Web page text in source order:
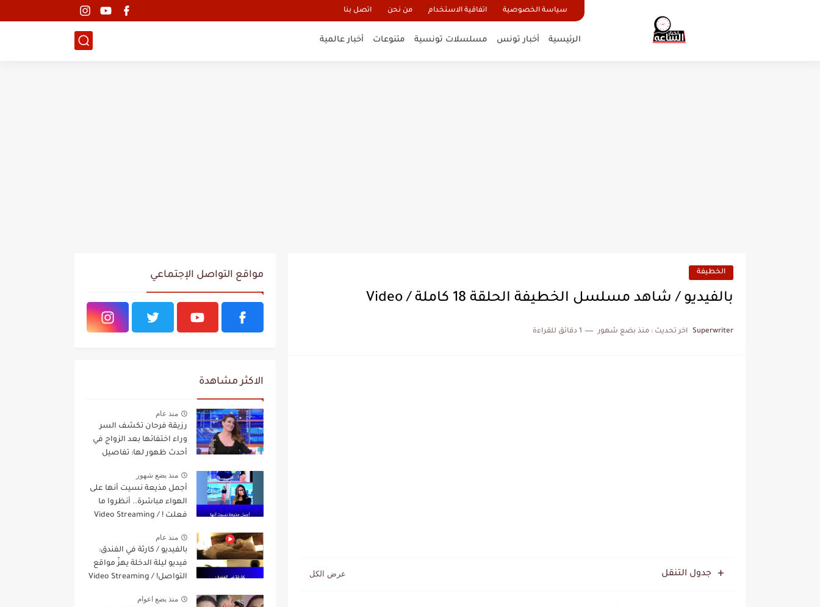
سياسة الخصوصية اتفاقية الاستخدام من نحن اتصل بنا
الرئيسية أخبار تونس مسلسلات تونسية متنوعات أخبار عالمية
الخطيفة
بالفيديو / شاهد مسلسل الخطيفة الحلقة 18 كاملة / Video
Superwriter اخر تحديث : منذ بضع شهور 1 دقائق للقراءة
جدول التنقل
مواقع التواصل الإجتماعي
الاكثر مشاهدة
منذ عام
رزيقة فرحان تكشف السر
وراء اختفائها بعد الزواج في
أحدث ظهور لها: تفاصيل
منذ بضع شهور
أجمل مذيعة نسيت أنها على
الهواء مباشرة.. أنظروا ما
فعلت ! / Video Streaming
منذ عام
بالفيديو / كارثة في الفندق:
فيديو ليلة الدخلة يهزّ مواقع
التواصل! / Video Streaming
منذ بضع اعوام